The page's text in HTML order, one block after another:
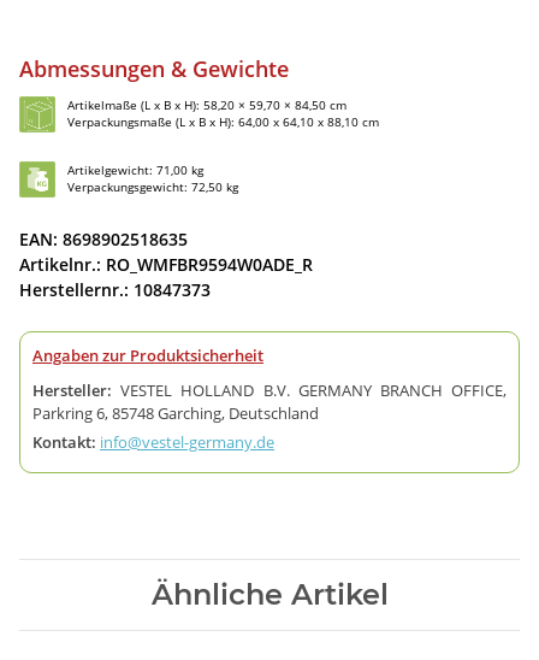
Abmessungen & Gewichte
Artikelmaße (L x B x H): 58,20 × 59,70 × 84,50 cm
Verpackungsmaße (L x B x H): 64,00 x 64,10 x 88,10 cm
Artikelgewicht: 71,00 kg
Verpackungsgewicht: 72,50 kg
EAN: 8698902518635
Artikelnr.: RO_WMFBR9594W0ADE_R
Herstellernr.: 10847373
Angaben zur Produktsicherheit
Hersteller: VESTEL HOLLAND B.V. GERMANY BRANCH OFFICE,
Parkring 6, 85748 Garching, Deutschland
Kontakt: info@vestel-germany.de
Ähnliche Artikel